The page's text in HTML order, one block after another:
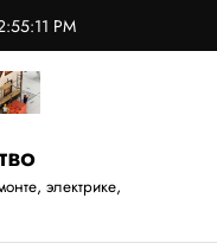
PM
электрике,